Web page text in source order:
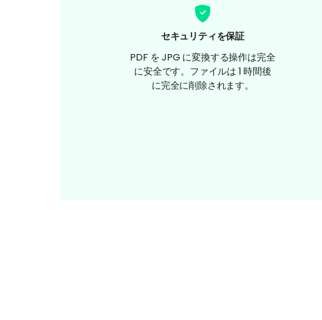
セキュリティを保証
PDF を JPG に変換する操作は完全
に安全です。ファイルは 1 時間後
に完全に削除されます。